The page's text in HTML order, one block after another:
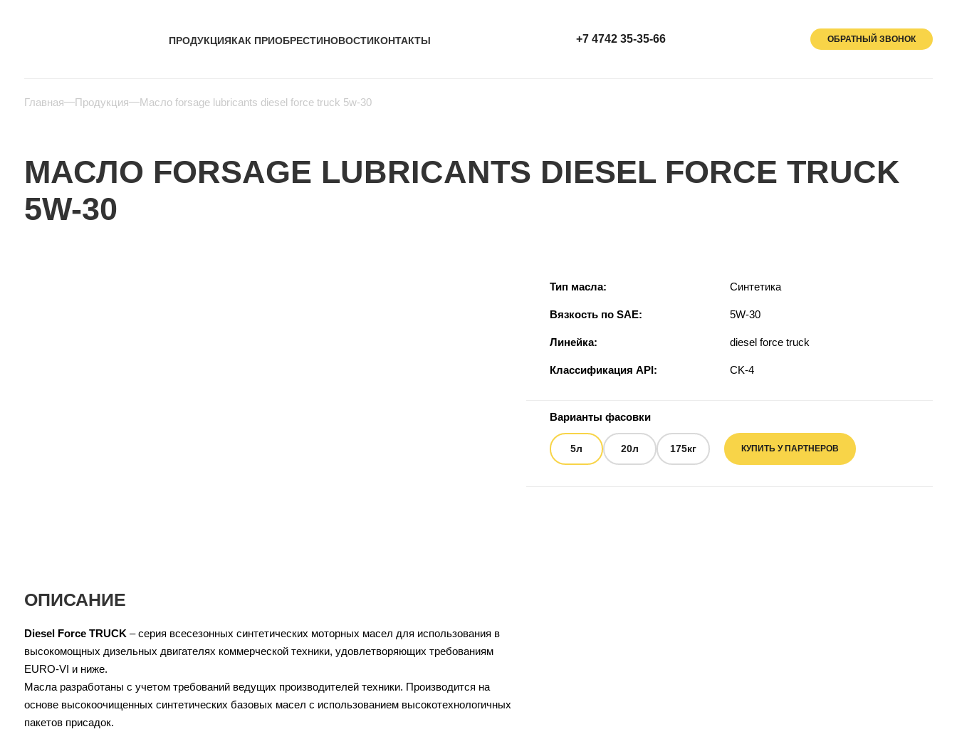
ПРОДУКЦИЯКАК ПРИОБРЕСТИНОВОСТИКОНТАКТЫ +7 4742 35-35-66 ОБРАТНЫЙ ЗВОНОК
Главная Продукция Масло forsage lubricants diesel force truck 5w-30
МАСЛО FORSAGE LUBRICANTS DIESEL FORCE TRUCK
5W-30
Тип масла: Синтетика
Вязкость по SAE: 5W-30
Линейка: diesel force truck
Классификация API: CK-4
Варианты фасовки
5л 20л 175кг КУПИТЬ У ПАРТНЕРОВ
ОПИСАНИЕ
Diesel Force TRUCK – серия всесезонных синтетических моторных масел для использования в
высокомощных дизельных двигателях коммерческой техники, удовлетворяющих требованиям
EURO-VI и ниже.
Масла разработаны с учетом требований ведущих производителей техники. Производится на
основе высокоочищенных синтетических базовых масел с использованием высокотехнологичных
пакетов присадок.